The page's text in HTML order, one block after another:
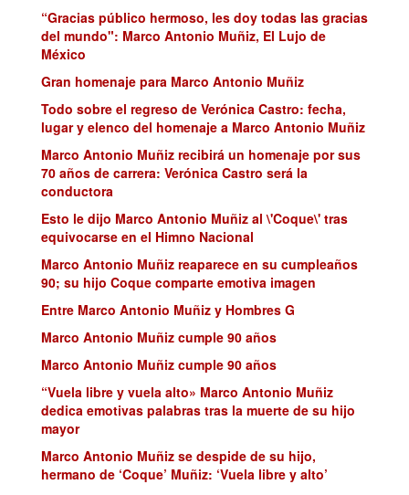
“Gracias público hermoso, les doy todas las gracias
del mundo": Marco Antonio Muñiz, El Lujo de
México
Gran homenaje para Marco Antonio Muñiz
Todo sobre el regreso de Verónica Castro: fecha,
lugar y elenco del homenaje a Marco Antonio Muñiz
Marco Antonio Muñiz recibirá un homenaje por sus
70 años de carrera: Verónica Castro será la
conductora
Esto le dijo Marco Antonio Muñiz al \'Coque\' tras
equivocarse en el Himno Nacional
Marco Antonio Muñiz reaparece en su cumpleaños
90; su hijo Coque comparte emotiva imagen
Entre Marco Antonio Muñiz y Hombres G
Marco Antonio Muñiz cumple 90 años
Marco Antonio Muñiz cumple 90 años
“Vuela libre y vuela alto» Marco Antonio Muñiz
dedica emotivas palabras tras la muerte de su hijo
mayor
Marco Antonio Muñiz se despide de su hijo,
hermano de ‘Coque’ Muñiz: ‘Vuela libre y alto’